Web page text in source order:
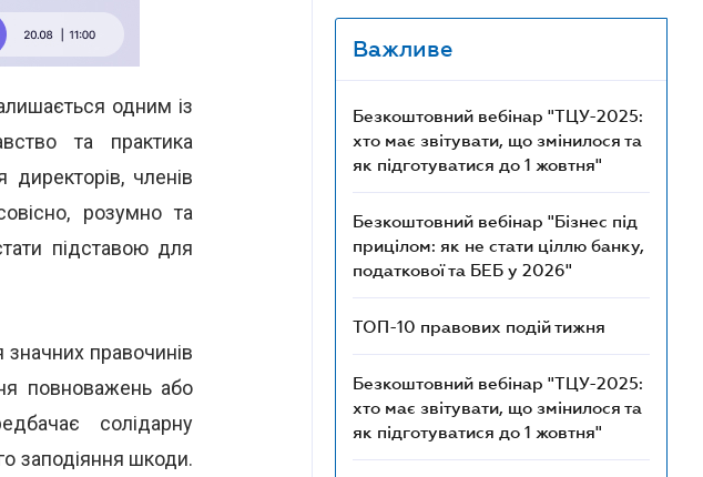
одним із
та практика
членів
розумно та
підставою для
правочинів
повноважень або
солідарну
заподіяння шкоди.
Важливе
Безкоштовний вебінар "ТЦУ-2025:
хто має звітувати, що змінилося та
як підготуватися до 1 жовтня"
Безкоштовний вебінар "Бізнес під
прицілом: як не стати ціллю банку,
податкової та БЕБ у 2026"
ТОП-10 правових подій тижня
Безкоштовний вебінар "ТЦУ-2025:
хто має звітувати, що змінилося та
як підготуватися до 1 жовтня"